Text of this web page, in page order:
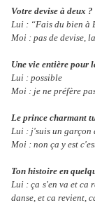
Votre devise à deux ?
Lui : “Fais du bien à
Moi : pas de devise,
Une vie entière pour
Lui : possible
Moi : je ne préfère
Le prince charmant
Lui : j'suis un garçon
Moi : non ça y est
Ton histoire en
Lui : ça s'en va et ca
danse, et ca revient,